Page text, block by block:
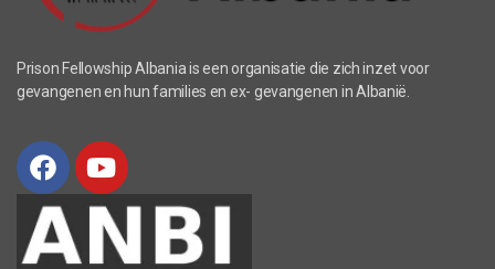
Prison Fellowship Albania is een organisatie die zich inzet voor
gevangenen en hun families en ex- gevangenen in Albanië.